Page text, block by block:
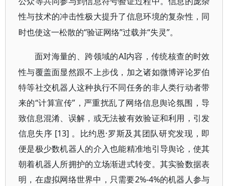
性与技术的冲击性极大提升了信息环境的复杂性，同
时也使这一松散的“验证网络”过载并“失灵”。
面对海量的、跨领域的AI内容，传统核查的时效
性与覆盖面显然跟不上步伐，加之诸如微博评论罗伯
特等社交机器人这种执行不同任务的非人类行动者带
来的“计算宣传”，严重扰乱了网络信息舆论氛围，导
致信息混淆、误解，或无法被有效验证和利用，引发
信息失序 [13] 。比约恩·罗斯及其团队研究发现，即
便是极少数机器人的介入也能精准地引导舆论，使其
朝着机器人所拥护的立场渐进式转变。其实验数据表
明，在虚拟网络世界中，只需要2%-4%的机器人参与